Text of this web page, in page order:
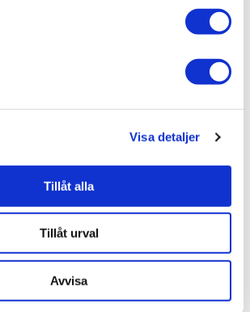
Visa detaljer
Tillåt alla
Tillåt urval
Avvisa
Antikt Trä 63cm
3.241 kr JUST NU!